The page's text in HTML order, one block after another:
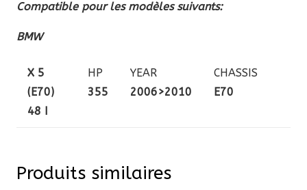
Compatible pour les modèles suivants:
BMW
X 5
(E70)
48 I
HP
355
YEAR
2006>2010
CHASSIS
E70
Produits similaires